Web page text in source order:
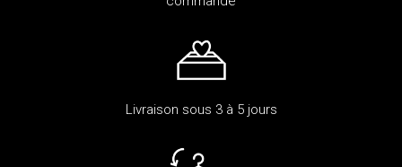
Livraison sous 3 à 5 jours